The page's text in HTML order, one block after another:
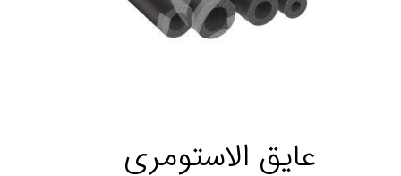
عایق الاستومری